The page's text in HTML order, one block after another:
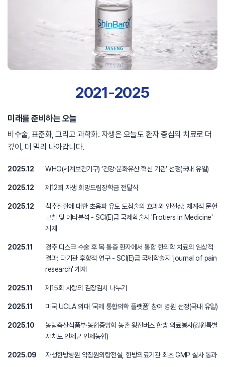
2021-2025
미래를 준비하는 오늘
비수술, 표준화, 그리고 과학화. 자생은 오늘도 환자 중심의 치료로 더
깊이, 더 멀리 나아갑니다.
2025.12 WHO(세계보건기구) ‘건강·문화유산 혁신 기관’ 선정(국내 유일)
2025.12 제12회 자생 희망드림장학금 전달식
2025.12
척추질환에 대한 초음파 유도 도침술의 효과와 안전성: 체계적 문헌
고찰 및 메타분석 - SCI(E)급 국제학술지 'Frotiers in Medicine'
게재
2025.11
경추 디스크 수술 후 목 통증 환자에서 통합 한의학 치료의 임상적
결과: 다기관 후향적 연구 - SCI(E)급 국제학술지 'journal of pain
research' 게재
2025.11 제15회 사랑의 김장김치 나누기
2025.11 미국 UCLA 의대 ‘국제 통합의학 플랫폼’ 참여 병원 선정(국내 유일)
2025.10
농림축산식품부·농협중앙회 농촌 왕진버스 한방 의료봉사(강원특별
자치도 인제군 인제농협)
2025.09 자생한방병원 약침원외탕전실, 한방의료기관 최초 GMP 실사 통과